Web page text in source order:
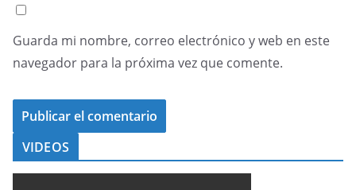
Guarda mi nombre, correo electrónico y web en este
navegador para la próxima vez que comente.
VIDEOS